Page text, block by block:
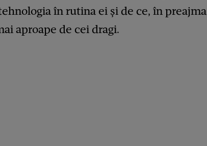
în rutina ei și de ce, în preajma
aproape de cei dragi.